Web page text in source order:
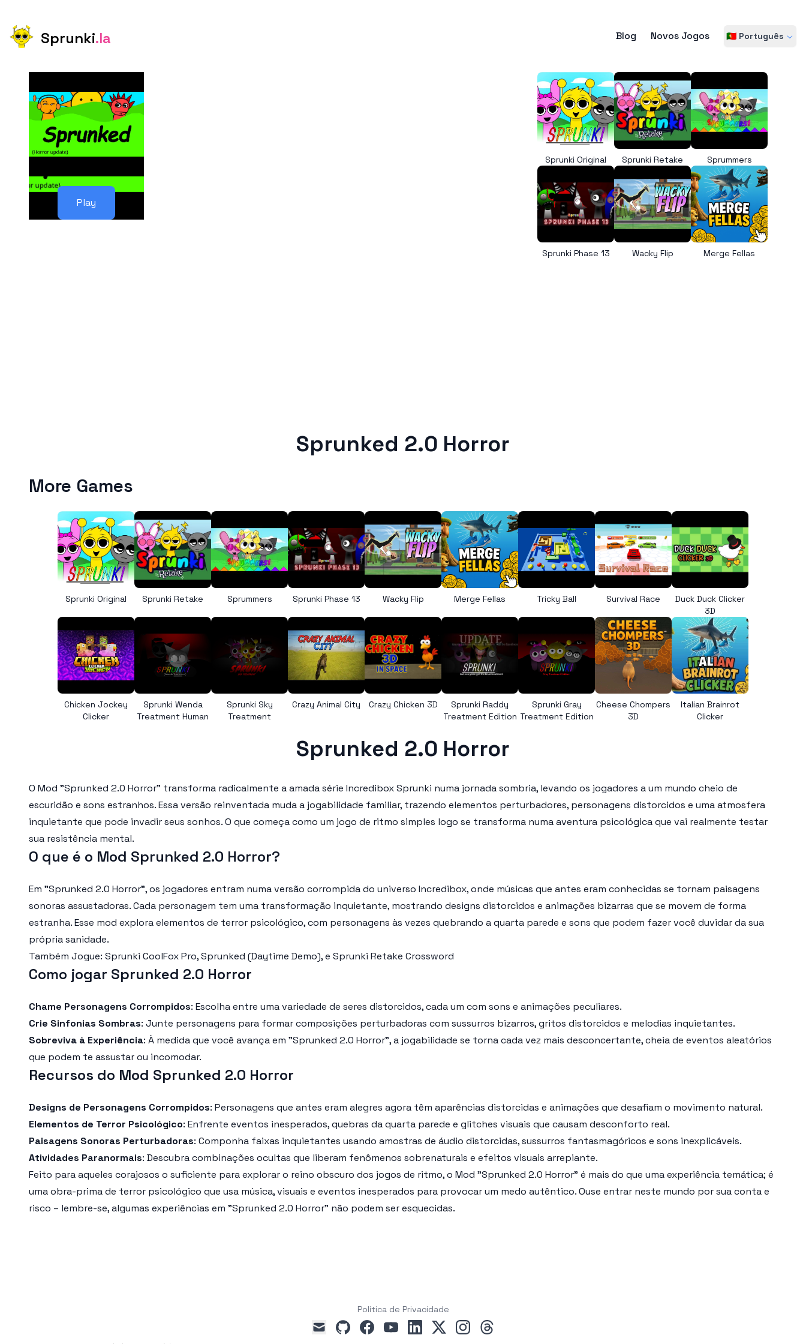
Sprunki.la Blog Novos Jogos 🇵🇹 Português
Play
Sprunki Original Sprunki Retake Sprummers
Sprunki Phase 13 Wacky Flip Merge Fellas
Sprunked 2.0 Horror
More Games
Sprunki Original Sprunki Retake Sprummers Sprunki Phase 13 Wacky Flip Merge Fellas Tricky Ball Survival Race
Duck Duck Clicker
3D
Chicken Jockey
Clicker
Sprunki Wenda
Treatment Human
Sprunki Sky
Treatment
Crazy Animal City Crazy Chicken 3D
Sprunki Raddy
Treatment Edition
Sprunki Gray
Treatment Edition
Cheese Chompers
3D
Italian Brainrot
Clicker
Sprunked 2.0 Horror
O Mod "Sprunked 2.0 Horror" transforma radicalmente a amada série Incredibox Sprunki numa jornada sombria, levando os jogadores a um mundo cheio de
escuridão e sons estranhos. Essa versão reinventada muda a jogabilidade familiar, trazendo elementos perturbadores, personagens distorcidos e uma atmosfera
inquietante que pode invadir seus sonhos. O que começa como um jogo de ritmo simples logo se transforma numa aventura psicológica que vai realmente testar
sua resistência mental.
O que é o Mod Sprunked 2.0 Horror?
Em "Sprunked 2.0 Horror", os jogadores entram numa versão corrompida do universo Incredibox, onde músicas que antes eram conhecidas se tornam paisagens
sonoras assustadoras. Cada personagem tem uma transformação inquietante, mostrando designs distorcidos e animações bizarras que se movem de forma
estranha. Esse mod explora elementos de terror psicológico, com personagens às vezes quebrando a quarta parede e sons que podem fazer você duvidar da sua
própria sanidade.
Também Jogue: Sprunki CoolFox Pro, Sprunked (Daytime Demo), e Sprunki Retake Crossword
Como jogar Sprunked 2.0 Horror
Chame Personagens Corrompidos: Escolha entre uma variedade de seres distorcidos, cada um com sons e animações peculiares.
Crie Sinfonias Sombras: Junte personagens para formar composições perturbadoras com sussurros bizarros, gritos distorcidos e melodias inquietantes.
Sobreviva à Experiência: À medida que você avança em "Sprunked 2.0 Horror", a jogabilidade se torna cada vez mais desconcertante, cheia de eventos aleatórios
que podem te assustar ou incomodar.
Recursos do Mod Sprunked 2.0 Horror
Designs de Personagens Corrompidos: Personagens que antes eram alegres agora têm aparências distorcidas e animações que desafiam o movimento natural.
Elementos de Terror Psicológico: Enfrente eventos inesperados, quebras da quarta parede e glitches visuais que causam desconforto real.
Paisagens Sonoras Perturbadoras: Componha faixas inquietantes usando amostras de áudio distorcidas, sussurros fantasmagóricos e sons inexplicáveis.
Atividades Paranormais: Descubra combinações ocultas que liberam fenômenos sobrenaturais e efeitos visuais arrepiante.
Feito para aqueles corajosos o suficiente para explorar o reino obscuro dos jogos de ritmo, o Mod "Sprunked 2.0 Horror" é mais do que uma experiência temática; é
uma obra-prima de terror psicológico que usa música, visuais e eventos inesperados para provocar um medo autêntico. Ouse entrar neste mundo por sua conta e
risco – lembre-se, algumas experiências em "Sprunked 2.0 Horror" não podem ser esquecidas.
Política de Privacidade
mail
githubfacebookyoutubelinkedin
x instagramthreads